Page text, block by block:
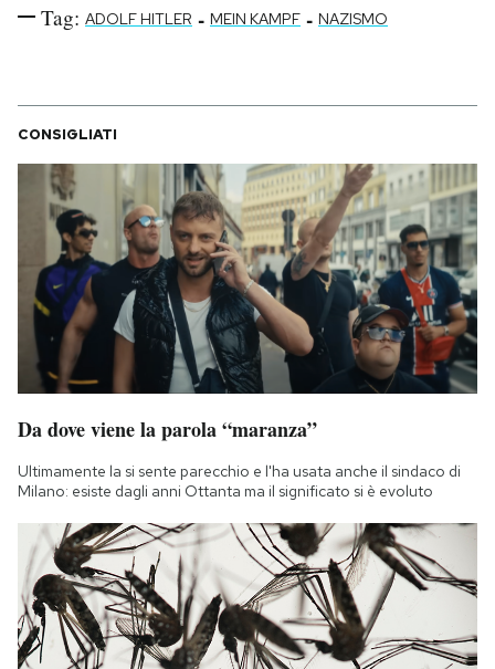
Tag: ADOLF HITLER - MEIN KAMPF - NAZISMO
CONSIGLIATI
Da dove viene la parola “maranza”
Ultimamente la si sente parecchio e l'ha usata anche il sindaco di
Milano: esiste dagli anni Ottanta ma il significato si è evoluto